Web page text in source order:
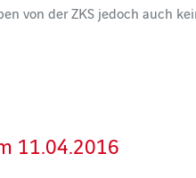
von der ZKS jedoch auch
11.04.2016